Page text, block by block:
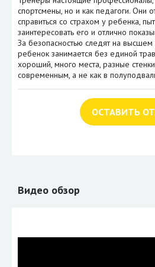
спортсмены, но и как педагоги. Они
справиться со страхом у ребенка,
заинтересовать его и отлично
За безопасностью следят на
ребенок занимается без единой
хороший, много места, разные
современным, а не как в
ОСТАВИТЬ
Видео обзор